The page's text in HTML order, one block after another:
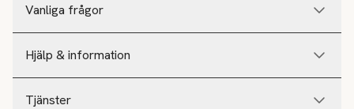
Vanliga frågor
Hjälp & information
Tjänster